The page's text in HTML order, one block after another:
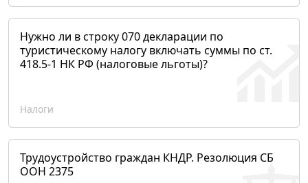
Нужно ли в строку 070 декларации по
туристическому налогу включать суммы по ст.
418.5-1 НК РФ (налоговые льготы)?
Налоги
Трудоустройство граждан КНДР. Резолюция СБ
ООН 2375